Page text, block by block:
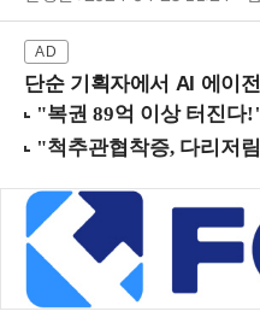
단순 기획자에서 AI 에이전트의 세계관을